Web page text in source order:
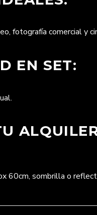
fotografía comercial y
EN SET:
60cm, sombrilla o